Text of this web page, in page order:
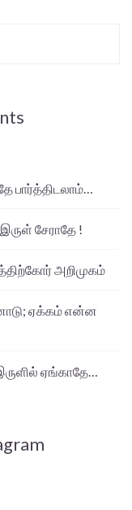
பார்த்திடலாம்…
சேராதே !
அறிமுகம்
ஏக்கம் என்ன
இருளில் ஏங்காதே…